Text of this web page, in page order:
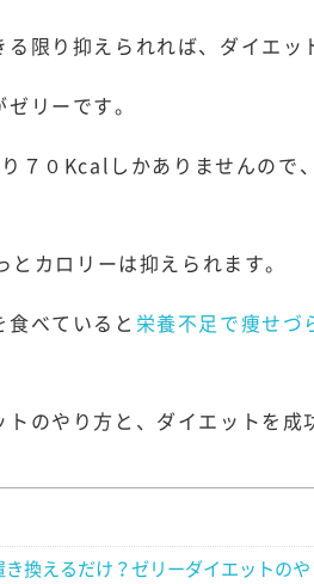
限り抑えられれば、ダイエッ
リーです。
７０Kcalしかありませんので
カロリーは抑えられます。
べていると 栄養不足で痩せづ
のやり方と、ダイエットを
換えるだけ？ゼリーダイエットの